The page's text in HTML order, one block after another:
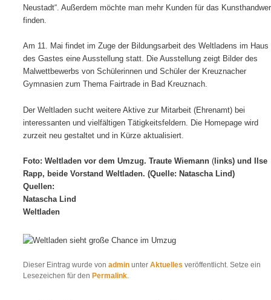
Neustadt“. Außerdem möchte man mehr Kunden für das
finden.
Am 11. Mai findet im Zuge der Bildungsarbeit des Weltladens im Haus
des Gastes eine Ausstellung statt. Die Ausstellung zeigt Bilder des
Malwettbewerbs von Schülerinnen und Schüler der Kreuznacher
Gymnasien zum Thema Fairtrade in Bad Kreuznach.
Der Weltladen sucht weitere Aktive zur Mitarbeit (Ehrenamt) bei
interessanten und vielfältigen Tätigkeitsfeldern. Die Homepage wird
zurzeit neu gestaltet und in Kürze aktualisiert.
Foto: Weltladen vor dem Umzug. Traute Wiemann (links) und Ilse
Rapp, beide Vorstand Weltladen. (Quelle: Natascha Lind)
Quellen:
Natascha Lind
Weltladen
Dieser Eintrag wurde von admin unter Aktuelles veröffentlicht. Setze ein
Lesezeichen für den Permalink.